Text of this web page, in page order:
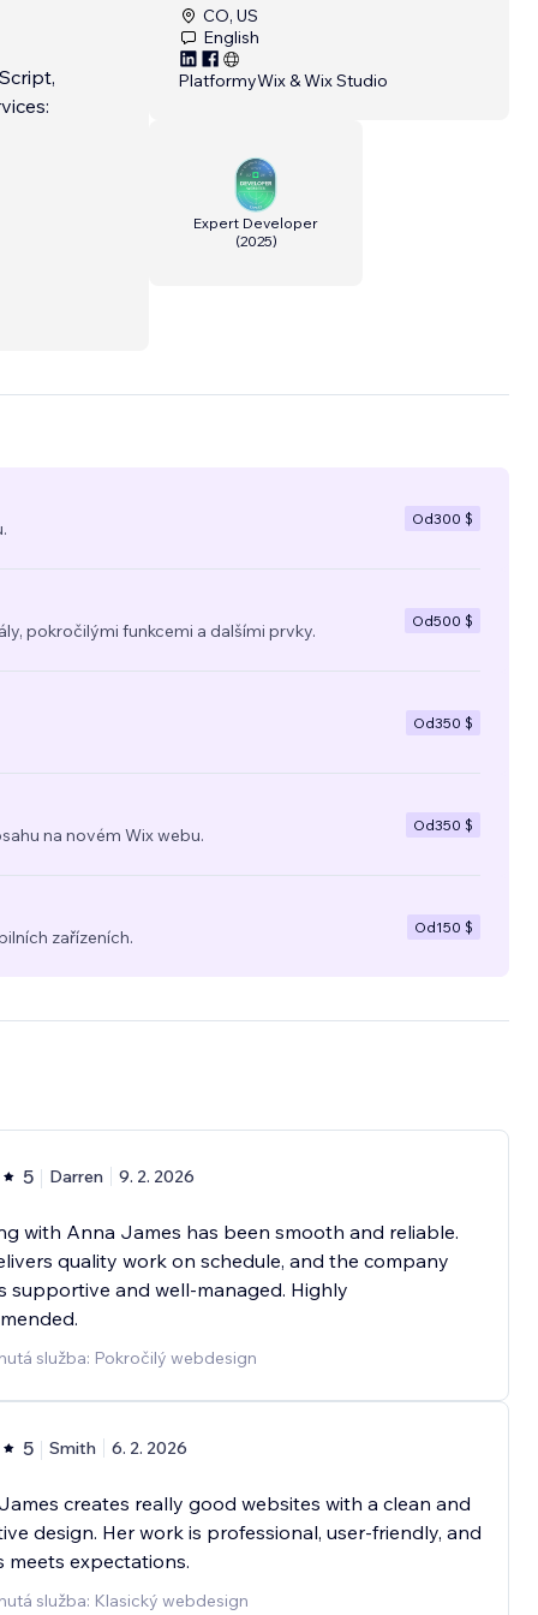
CO, US
English
PlatformyWix & Wix Studio
Expert Developer
(2025)
Od300 $
pokročilými funkcemi a dalšími prvky. Od500 $
Od350 $
na novém Wix webu. Od350 $
zařízeních. Od150 $
5 Darren 9. 2. 2026
with Anna James has been smooth and reliable.
quality work on schedule, and the company
supportive and well-managed. Highly
služba: Pokročilý webdesign
5 Smith 6. 2. 2026
creates really good websites with a clean and
design. Her work is professional, user-friendly, and
meets expectations.
služba: Klasický webdesign